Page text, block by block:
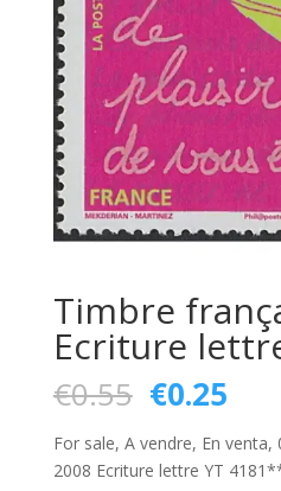
Timbre
Ecriture
€0.55 Le
prix
initial
était :
€0.25Le
est
For sale, A vendre, En
2008 Ecriture lettre YT